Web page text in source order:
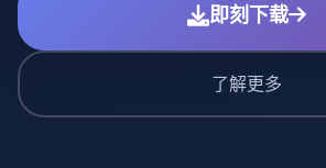
即刻下载
了解更多